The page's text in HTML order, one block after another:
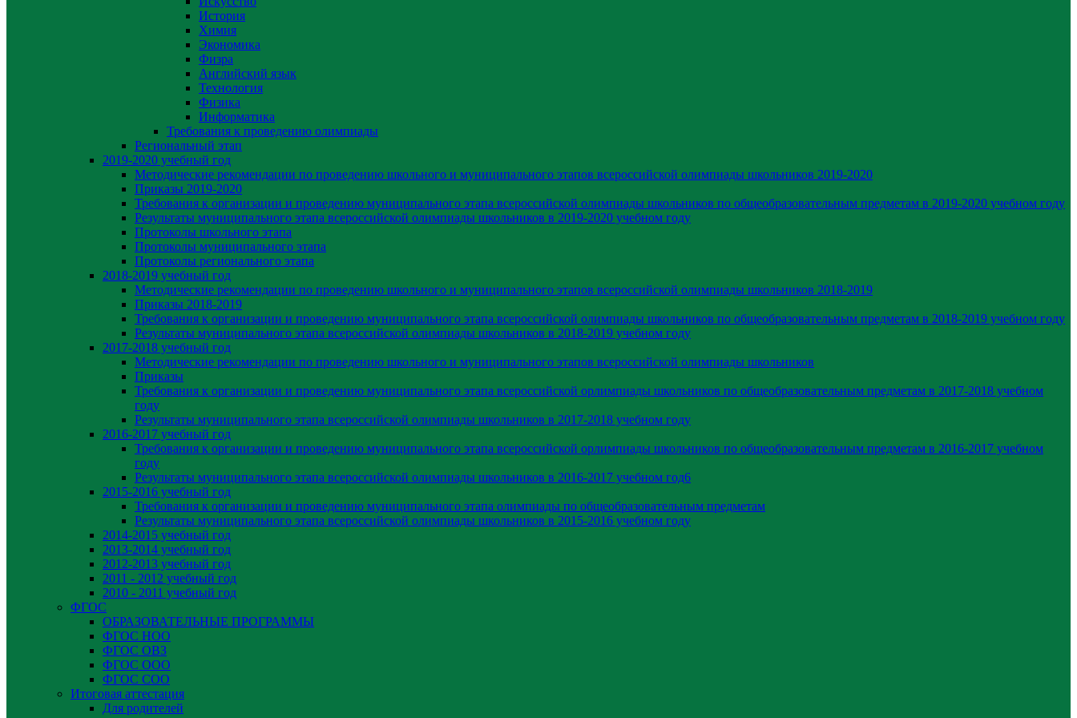
История
Химия
Экономика
Физра
Английский язык
Технология
Физика
Информатика
Требования к проведению олимпиады
Региональный этап
2019-2020 yчебный год
Методические рекомендации по проведению школьного и муниципального этапов всероссийской олимпиады школьников 2019-2020
Приказы 2019-2020
Требования к организации и проведению муниципального этапа всероссийской олимпиады школьников по общеобразовательным предметам в 2019-2020 учебном году
Результаты муниципального этапа всероссийской олимпиады школьников в 2019-2020 учебном году
Протоколы школьного этапа
Протоколы муниципального этапа
Протоколы регионального этапа
2018-2019 учебный год
Методические рекомендации по проведению школьного и муниципального этапов всероссийской олимпиады школьников 2018-2019
Приказы 2018-2019
Требования к организации и проведению муниципального этапа всероссийской олимпиады школьников по общеобразовательным предметам в 2018-2019 учебном году
Результаты муниципального этапа всероссийской олимпиады школьников в 2018-2019 учебном году
2017-2018 учебный год
Методические рекомендации по проведению школьного и муниципального этапов всероссийской олимпиады школьников
Приказы
Требования к организации и проведению муниципального этапа всероссийской орлимпиады школьников по общеобразовательным предметам в 2017-2018 учебном
году
Результаты муниципального этапа всероссийской олимпиады школьников в 2017-2018 учебном году
2016-2017 учебный год
Требования к организации и проведению муниципального этапа всероссийской орлимпиады школьников по общеобразовательным предметам в 2016-2017 учебном
году
Результаты муниципального этапа всероссийской олимпиады школьников в 2016-2017 учебном год6
2015-2016 учебный год
Требования к организации и проведению муниципального этапа олимпиады по общеобразовательным предметам
Результаты муниципального этапа всероссийской олимпиады школьников в 2015-2016 учебном году
2014-2015 учебный год
2013-2014 учебный год
2012-2013 учебный год
2011 - 2012 учебный год
2010 - 2011 учебный год
ФГОС
ОБРАЗОВАТЕЛЬНЫЕ ПРОГРАММЫ
ФГОС НОО
ФГОС ОВЗ
ФГОС ООО
ФГОС СОО
Итоговая аттестация
Для родителей